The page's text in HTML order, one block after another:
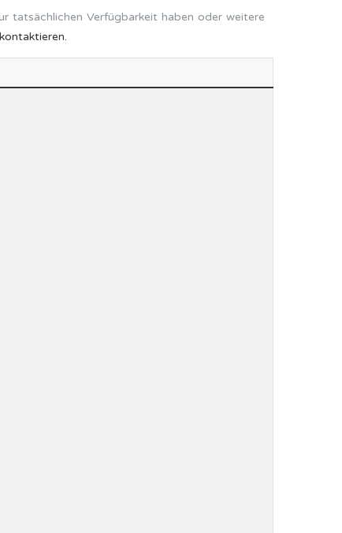
tatsächlichen Verfügbarkeit haben oder weitere
kontaktieren.